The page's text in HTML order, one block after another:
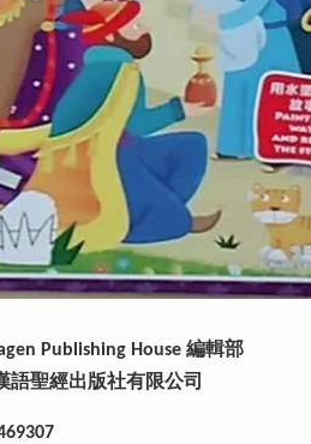
Publishing House 編輯部
語聖經出版社有限公司